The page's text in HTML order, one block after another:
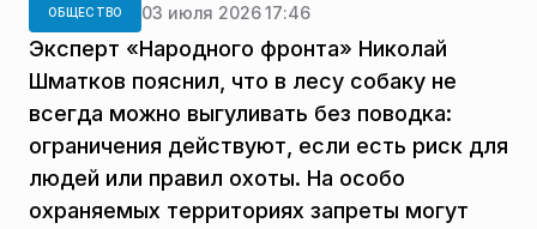
ОБЩЕСТВО 03 июля 2026 17:46
Эксперт «Народного фронта» Николай
Шматков пояснил, что в лесу собаку не
всегда можно выгуливать без поводка:
ограничения действуют, если есть риск для
людей или правил охоты. На особо
охраняемых территориях запреты могут